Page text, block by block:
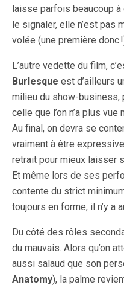
laisse parfois beaucoup
le signaler, elle n’est pas
volée (une première donc
L’autre vedette du film,
Burlesque est d’ailleurs
milieu du show-business,
celle que l’on n’a plus
Au final, on devra se
vraiment à être
retrait pour mieux laisser
Et même lors de ses
contente du strict
toujours en forme, il n’y a
Du côté des rôles
du mauvais. Alors qu’on
aussi salaud que son
Anatomy), la palme